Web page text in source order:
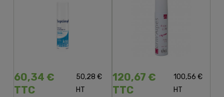
60,34 €
TTC
50,28 €
HT
120,67 €
TTC
100,56 €
HT